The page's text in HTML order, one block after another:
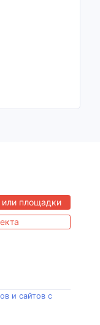
или площадки
и сайтов с